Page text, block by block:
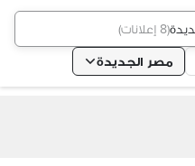
(8 إعلانات )
مصر الجديدة